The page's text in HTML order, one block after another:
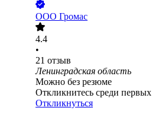
ООО Громас
4.4
•
21 отзыв
Ленинградская область
Можно без резюме
Откликнитесь среди первых
Откликнуться